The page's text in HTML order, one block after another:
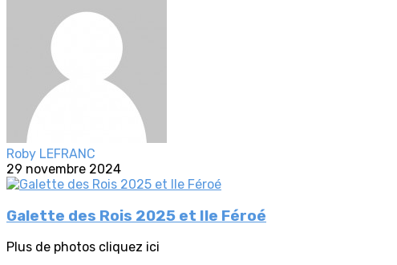
Roby LEFRANC
29 novembre 2024
Galette des Rois 2025 et Ile Féroé
Plus de photos cliquez ici